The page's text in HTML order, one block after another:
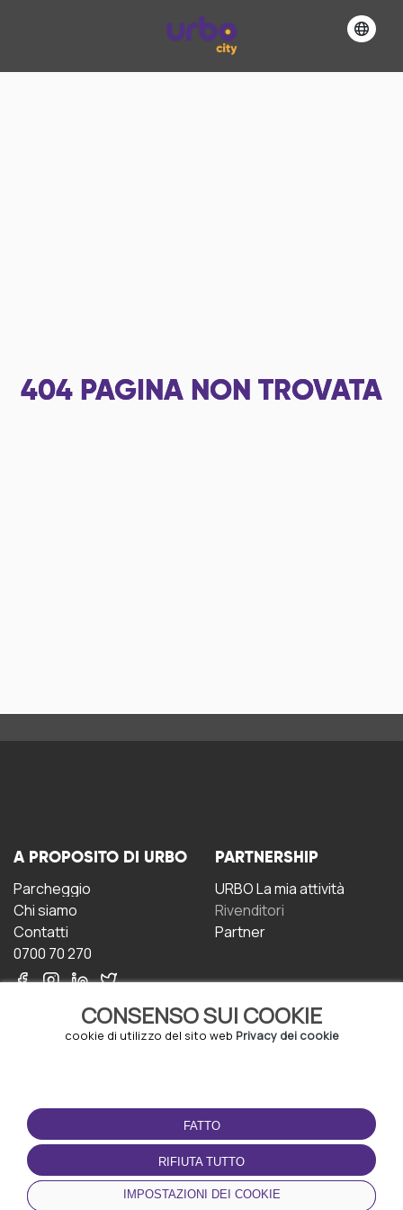
404 PAGINA NON TROVATA
CONSENSO SUI COOKIE
cookie di utilizzo del sito web Privacy dei cookie
FATTO
RIFIUTA TUTTO
IMPOSTAZIONI DEI COOKIE
A PROPOSITO DI URBO
Parcheggio
Chi siamo
Contatti
0700 70 270
PARTNERSHIP
URBO La mia attività
Rivenditori
Partner
CONDIZIONI D'USO
Termini e Condizioni
Politica sulla riservatezza
Gestione dei Cookie
SCARICA L'APP